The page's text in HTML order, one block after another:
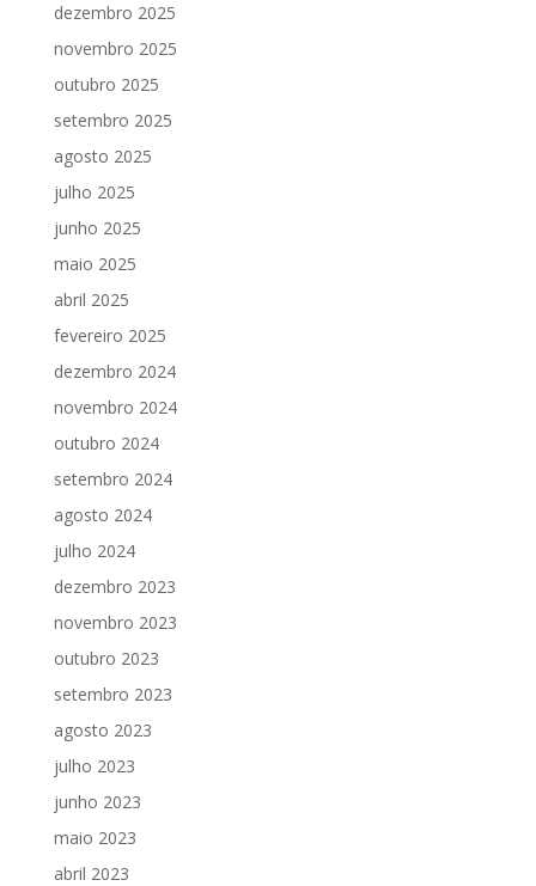
dezembro 2025
novembro 2025
outubro 2025
setembro 2025
agosto 2025
julho 2025
junho 2025
maio 2025
abril 2025
fevereiro 2025
dezembro 2024
novembro 2024
outubro 2024
setembro 2024
agosto 2024
julho 2024
dezembro 2023
novembro 2023
outubro 2023
setembro 2023
agosto 2023
julho 2023
junho 2023
maio 2023
abril 2023